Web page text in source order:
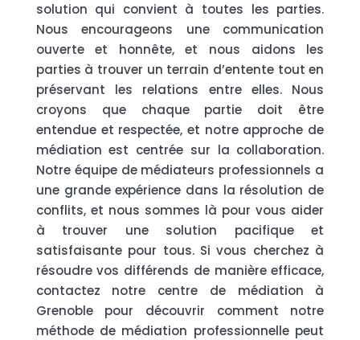
solution qui convient à toutes les parties.
Nous encourageons une communication
ouverte et honnête, et nous aidons les
parties à trouver un terrain d’entente tout en
préservant les relations entre elles. Nous
croyons que chaque partie doit être
entendue et respectée, et notre approche de
médiation est centrée sur la collaboration.
Notre équipe de médiateurs professionnels a
une grande expérience dans la résolution de
conflits, et nous sommes là pour vous aider
à trouver une solution pacifique et
satisfaisante pour tous. Si vous cherchez à
résoudre vos différends de manière efficace,
contactez notre centre de médiation à
Grenoble pour découvrir comment notre
méthode de médiation professionnelle peut